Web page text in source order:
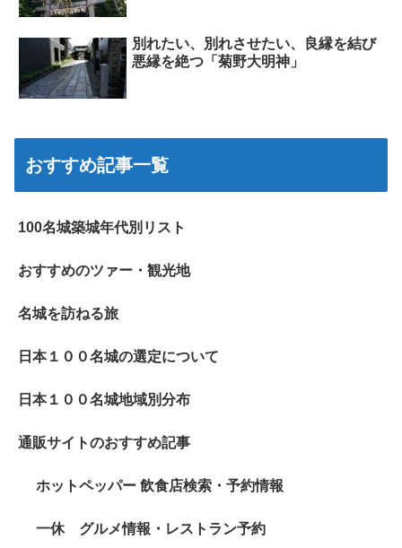
別れたい、別れさせたい、良縁を結び
悪縁を絶つ「菊野大明神」
おすすめ記事一覧
100名城築城年代別リスト
おすすめのツァー・観光地
名城を訪ねる旅
日本１００名城の選定について
日本１００名城地域別分布
通販サイトのおすすめ記事
ホットペッパー 飲食店検索・予約情報
一休 グルメ情報・レストラン予約